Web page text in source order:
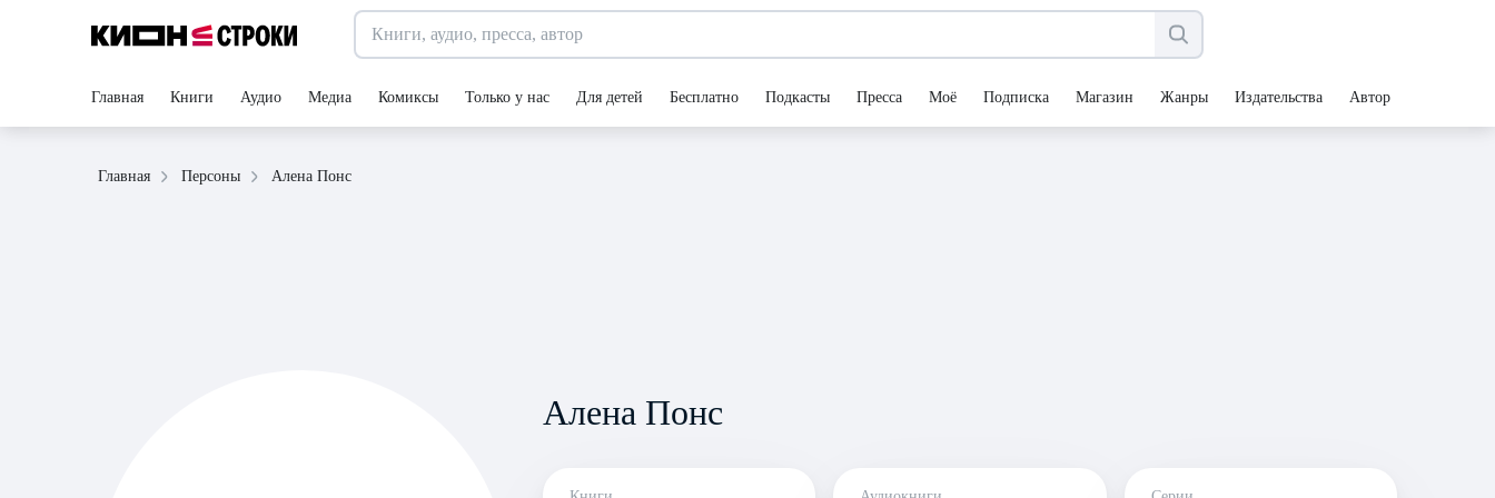
Главная Книги Аудио Медиа Комиксы Только у нас Для детей Бесплатно Подкасты Пресса Моё Подписка Магазин Жанры Издательства Авторы
Главная Персоны Алена Понс
Алена Понс